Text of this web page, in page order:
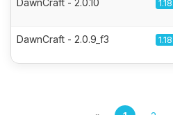
DawnCraft - 2.0.10
DawnCraft - 2.0.9_f3